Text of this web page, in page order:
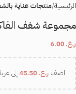
الرئيسية منتجات عناية
مجموعة شغف
ر.ع.
اضف ر.ع. إلى